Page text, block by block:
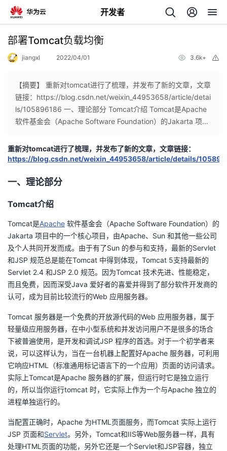
开发者
返
个
人
我
发
者
我
的
博
客
我
的
论
坛
我
的
圈
子
我
的
直
我
的
动
我
关
的
我
部署Tomcat负载均衡
jiangxl 2022/04/01 3.6k+
【摘要】 重新对tomcat进行了梳理，并发布了新的文章，文章
链接：https://blog.csdn.net/weixin_44953658/article/detai
ls/105896186 一、理论部分 Tomcat介绍 Tomcat是Apache
软件基金会（Apache Software Foundation）的Jakarta 项...
重新对tomcat进行了梳理，并发布了新的文章，文章链接：
https://blog.csdn.net/weixin_44953658/article/details/
一、理论部分
Tomcat介绍
Tomcat是Apache 软件基金会（Apache Software Foundation）的
Jakarta 项目中的一个核心项目，由Apache、Sun 和其他一些公司
及个人共同开发而成。由于有了Sun 的参与和支持，最新的Servlet
和JSP 规范总是能在Tomcat 中得到体现，Tomcat 5支持最新的
Servlet 2.4 和JSP 2.0 规范。因为Tomcat 技术先进、性能稳定，
而且免费，因而深受Java 爱好者的喜爱并得到了部分软件开发商的
认可，成为目前比较流行的Web 应用服务器。
Tomcat 服务器是一个免费的开放源代码的Web 应用服务器，属于
轻量级应用服务器，在中小型系统和并发访问用户不是很多的场合
下被普遍使用，是开发和调试JSP 程序的首选。对于一个初学者来
说，可以这样认为，当在一台机器上配置好Apache 服务器，可利用
它响应HTML（标准通用标记语言下的一个应用）页面的访问请求。
实际上Tomcat是Apache 服务器的扩展，但运行时它是独立运行
的，所以当你运行tomcat 时，它实际上作为一个与Apache 独立的
进程单独运行的。
当配置正确时，Apache 为HTML页面服务，而Tomcat 实际上运行
JSP 页面和Servlet。另外，Tomcat和IIS等Web服务器一样，具有
处理HTML页面的功能，另外它还是一个Servlet和JSP容器，独立